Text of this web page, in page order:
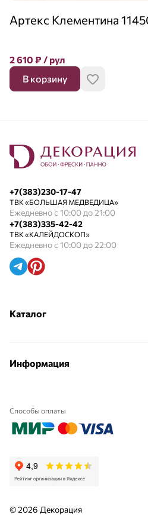
Артекс Клементина
2 610 ₽ / рул
В корзину
+7(383)230-17-47
ТВК «БОЛЬШАЯ МЕДВЕДИЦА»
Ежедневно с 10:00 до 21:00
+7(383)335-42-42
ТВК «КАЛЕЙДОСКОП»
Ежедневно с 10:00 до 22:00
Каталог
Информация
Способы оплаты
© 2026 Декорация